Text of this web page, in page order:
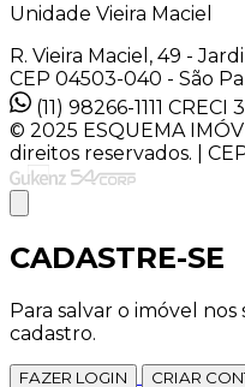
Unidade Vieira Maciel
R. Vieira Maciel, 49 -
CEP 04503-040 - São
(11) 98266-1111 CRECI
© 2025 ESQUEMA
direitos reservados. |
CADASTRE-SE
Para salvar o imóvel nos
cadastro.
FAZER LOGIN CRIAR